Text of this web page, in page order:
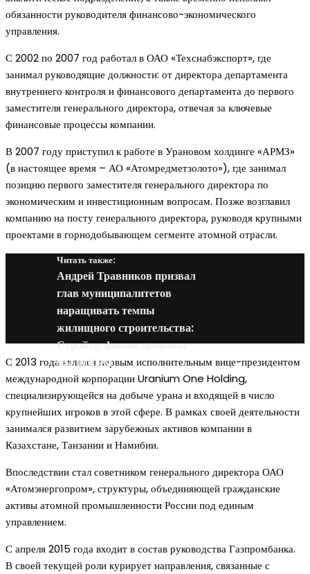
обязанности руководителя финансово-экономического
управления.
С 2002 по 2007 год работал в ОАО «Техснабэкспорт», где
занимал руководящие должности: от директора департамента
внутреннего контроля и финансового департамента до первого
заместителя генерального директора, отвечая за ключевые
финансовые процессы компании.
В 2007 году приступил к работе в Урановом холдинге «АРМЗ»
(в настоящее время – АО «Атомредметзолото»), где занимал
позицию первого заместителя генерального директора по
экономическим и инвестиционным вопросам. Позже возглавил
компанию на посту генерального директора, руководя крупными
проектами в горнодобывающем сегменте атомной отрасли.
Читать также:
Андрей Травников призвал
глав муниципалитетов
наращивать темпы
жилищного строительства:
Стройте, финансирование
мы найдем
С 2013 года являлся первым исполнительным вице-президентом
международной корпорации Uranium One Holding,
специализирующейся на добыче урана и входящей в число
крупнейших игроков в этой сфере. В рамках своей деятельности
занимался развитием зарубежных активов компании в
Казахстане, Танзании и Намибии.
Впоследствии стал советником генерального директора ОАО
«Атомэнергопром», структуры, объединяющей гражданские
активы атомной промышленности России под единым
управлением.
С апреля 2015 года входит в состав руководства Газпромбанка.
В своей текущей роли курирует направления, связанные с